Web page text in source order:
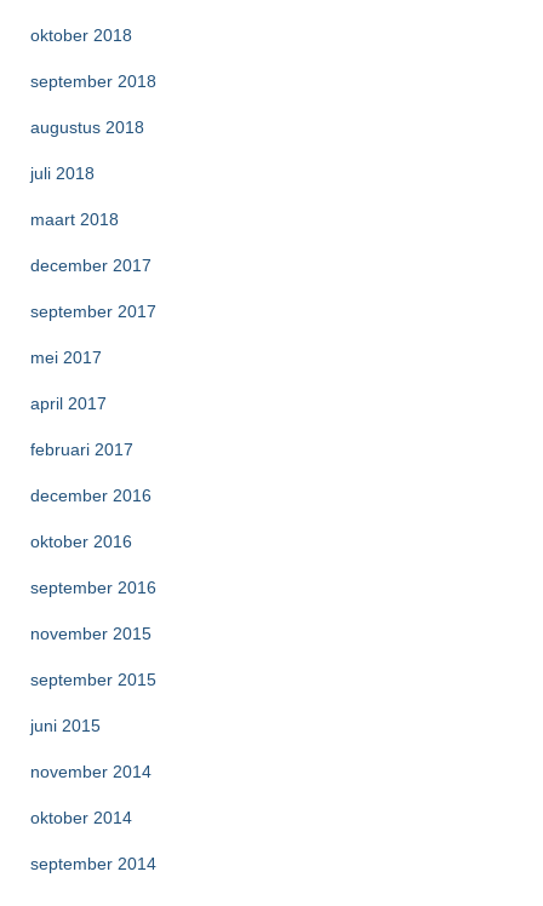
oktober 2018
september 2018
augustus 2018
juli 2018
maart 2018
december 2017
september 2017
mei 2017
april 2017
februari 2017
december 2016
oktober 2016
september 2016
november 2015
september 2015
juni 2015
november 2014
oktober 2014
september 2014